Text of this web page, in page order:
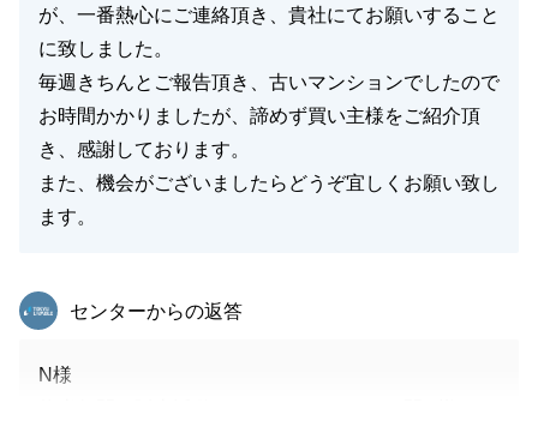
が、一番熱心にご連絡頂き、貴社にてお願いすること
に致しました。
毎週きちんとご報告頂き、古いマンションでしたので
お時間かかりましたが、諦めず買い主様をご紹介頂
き、感謝しております。
また、機会がございましたらどうぞ宜しくお願い致し
ます。
東急リバブル
センターからの返答
N様